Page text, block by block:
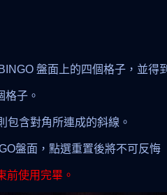
盤面上的四個格子，並得
格子。
包含對角所連成的斜線。
盤面，點選重置後將不可反悔
前使用完畢。